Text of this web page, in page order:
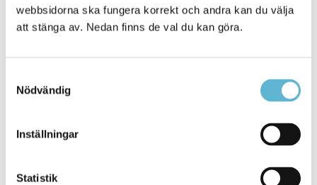
webbsidorna ska fungera korrekt och andra kan du välja
att stänga av. Nedan finns de val du kan göra.
Nödvändig
Inställningar
Statistik
KONTAKT
Besöksadress